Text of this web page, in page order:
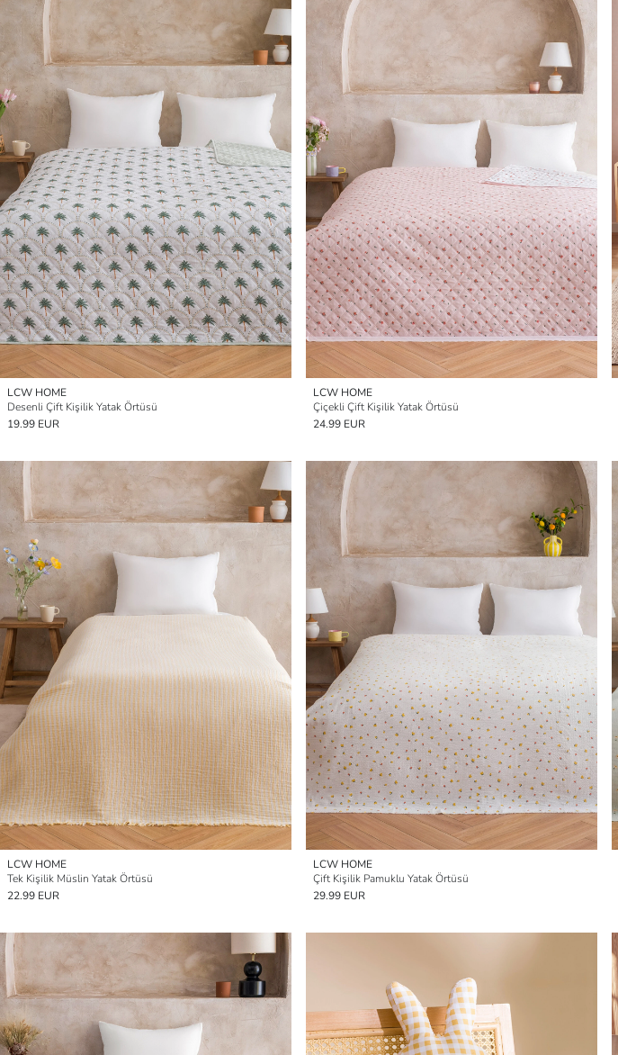
LCW HOME
Desenli Çift Kişilik Yatak Örtüsü
19.99 EUR
LCW HOME
Çiçekli Çift Kişilik Yatak Örtüsü
24.99 EUR
LCW HOME
Tek Kişilik Müslin Yatak Örtüsü
22.99 EUR
LCW HOME
Çift Kişilik Pamuklu Yatak Örtüsü
29.99 EUR